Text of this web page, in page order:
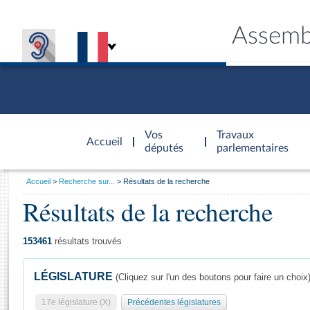
Accueil
d'accueil
Vos
députés
Travaux
parlementaires
Général
Vous
Accueil Recherche sur... Résultats de la recherche
Résultats de la recherche
153461 résultats trouvés
LÉGISLATURE (Cliquez sur l'un des boutons pour faire un choix)
17e législature (X) Précédentes législatures